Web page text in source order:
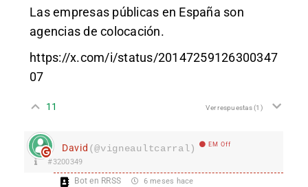
Las empresas públicas en España son
agencias de colocación.
https://x.com/i/status/20147259126300347
07
11 Ver respuestas(1)
David (@vigneaultcarral) EM Off
#3200349
Bot en RRSS 6 meses hace